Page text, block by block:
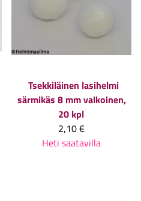
Tsekkiläinen lasihelmi
särmikäs 8 mm valkoinen,
20 kpl
2,10 €
Heti saatavilla